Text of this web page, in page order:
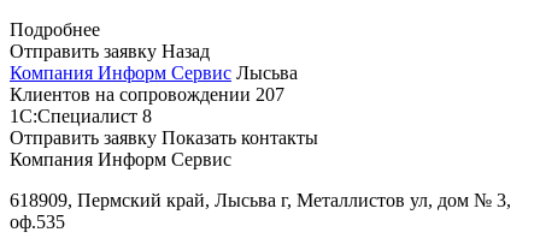
Подробнее
Отправить заявку Назад
Компания Информ Сервис Лысьва
Клиентов на сопровождении 207
1С:Специалист 8
Отправить заявку Показать контакты
Компания Информ Сервис
618909, Пермский край, Лысьва г, Металлистов ул, дом № 3,
оф.535